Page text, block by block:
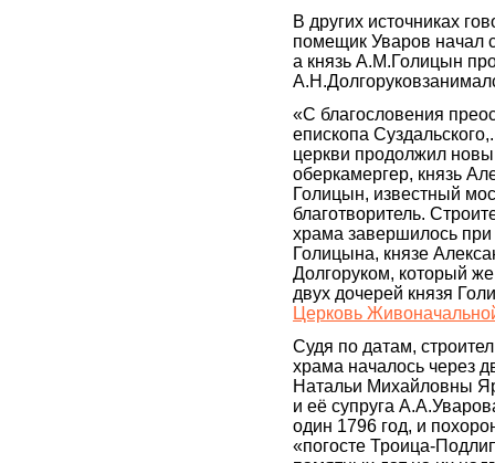
В других источниках
помещик Уваров начал
а князь А.М.Голицын
«С благословения
епископа
церкви продолжил
оберкамергер, князь
Голицын, известный
благотворитель.
храма завершилось при
Голицына, князе
Долгоруком, который
двух дочерей князя
Церковь
Судя по датам,
храма началось через
Натальи Михайловны
и её супруга
один 1796 год, и
«погосте Троица-